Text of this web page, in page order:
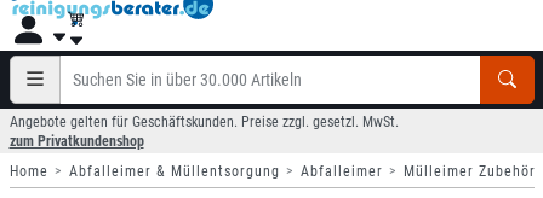
Angebote gelten für Geschäftskunden. Preise zzgl. gesetzl. MwSt.
zum Privatkundenshop
Home
Abfalleimer & Müllentsorgung Abfalleimer Mülleimer Zubehör